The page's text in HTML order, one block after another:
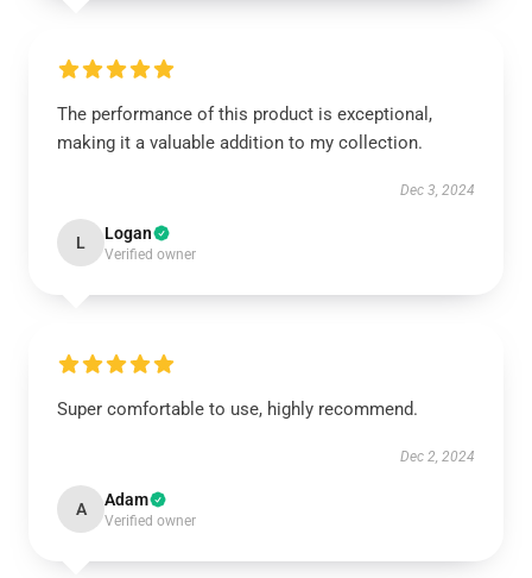
The performance of this product is exceptional,
making it a valuable addition to my collection.
Dec 3, 2024
L Logan
Verified owner
Super comfortable to use, highly recommend.
Dec 2, 2024
A Adam
Verified owner